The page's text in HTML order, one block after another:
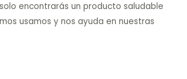
encontrarás un producto saludable
usamos y nos ayuda en nuestras